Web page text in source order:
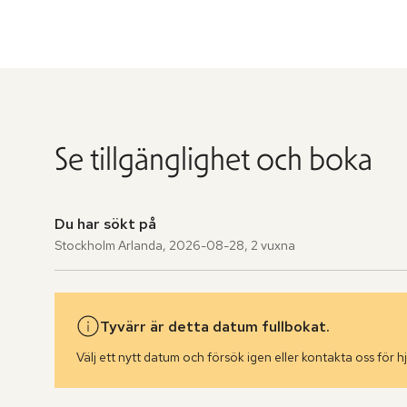
Se tillgänglighet och boka
Du har sökt på
Stockholm Arlanda, 2026-08-28, 2 vuxna
Tyvärr är detta datum fullbokat.
Välj ett nytt datum och försök igen eller kontakta oss för